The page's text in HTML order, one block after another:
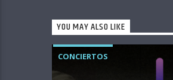
YOU MAY ALSO LIKE
CONCIERTOS